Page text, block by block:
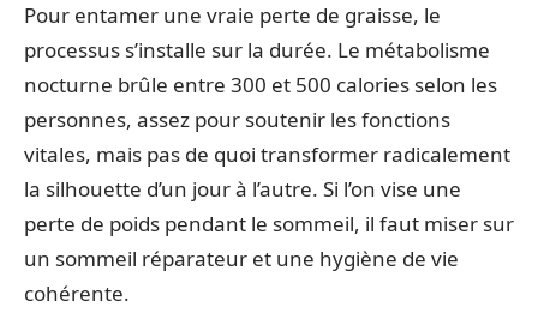
Pour entamer une vraie perte de graisse, le
processus s’installe sur la durée. Le métabolisme
nocturne brûle entre 300 et 500 calories selon les
personnes, assez pour soutenir les fonctions
vitales, mais pas de quoi transformer radicalement
la silhouette d’un jour à l’autre. Si l’on vise une
perte de poids pendant le sommeil, il faut miser sur
un sommeil réparateur et une hygiène de vie
cohérente.